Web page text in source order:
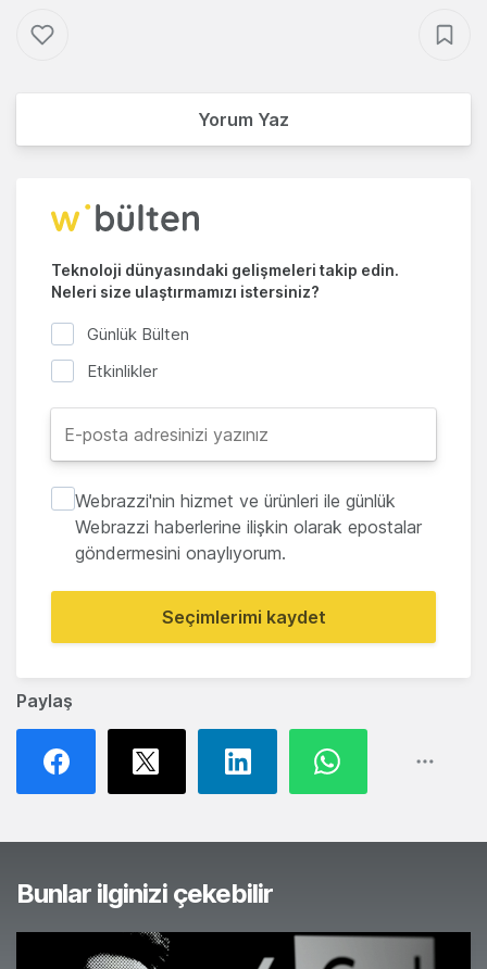
Paylaş
Yorum Yaz
Teknoloji dünyasındaki gelişmeleri takip edin.
Neleri size ulaştırmamızı istersiniz?
Günlük Bülten
Etkinlikler
Webrazzi'nin hizmet ve ürünleri ile günlük
Webrazzi haberlerine ilişkin olarak epostalar
göndermesini onaylıyorum.
Seçimlerimi kaydet
Bunlar ilginizi çekebilir